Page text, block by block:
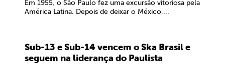
Em 1955, o São Paulo fez uma excursão vitoriosa pela
América Latina. Depois de deixar o México,...
Sub-13 e Sub-14 vencem o Ska Brasil e
seguem na liderança do Paulista